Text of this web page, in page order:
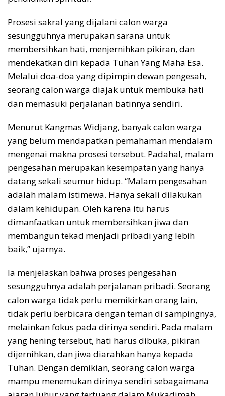
Prosesi sakral yang dijalani calon warga
sesungguhnya merupakan sarana untuk
membersihkan hati, menjernihkan pikiran, dan
mendekatkan diri kepada Tuhan Yang Maha Esa.
Melalui doa-doa yang dipimpin dewan pengesah,
seorang calon warga diajak untuk membuka hati
dan memasuki perjalanan batinnya sendiri.
Menurut Kangmas Widjang, banyak calon warga
yang belum mendapatkan pemahaman mendalam
mengenai makna prosesi tersebut. Padahal, malam
pengesahan merupakan kesempatan yang hanya
datang sekali seumur hidup. “Malam pengesahan
adalah malam istimewa. Hanya sekali dilakukan
dalam kehidupan. Oleh karena itu harus
dimanfaatkan untuk membersihkan jiwa dan
membangun tekad menjadi pribadi yang lebih
baik,” ujarnya.
Ia menjelaskan bahwa proses pengesahan
sesungguhnya adalah perjalanan pribadi. Seorang
calon warga tidak perlu memikirkan orang lain,
tidak perlu berbicara dengan teman di sampingnya,
melainkan fokus pada dirinya sendiri. Pada malam
yang hening tersebut, hati harus dibuka, pikiran
dijernihkan, dan jiwa diarahkan hanya kepada
Tuhan. Dengan demikian, seorang calon warga
mampu menemukan dirinya sendiri sebagaimana